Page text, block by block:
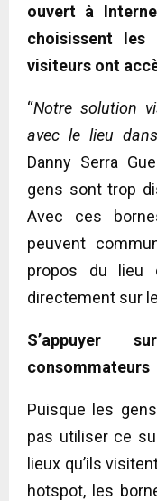
ouvert à
choisissent les
visiteurs ont
“Notre solution
avec le lieu
Danny Serra
gens sont trop
Avec ces
peuvent
propos du lieu
directement sur
S’appuyer
consommateurs
Puisque les
pas utiliser ce
lieux qu’ils
hotspot, les